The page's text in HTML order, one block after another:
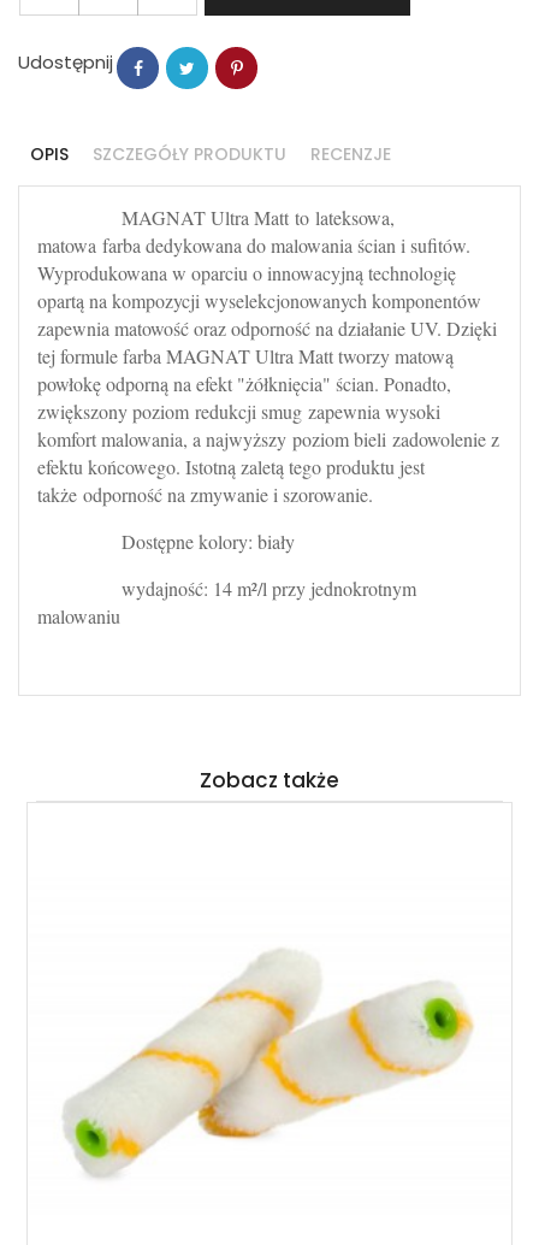
Udostępnij
OPIS SZCZEGÓŁY PRODUKTU RECENZJE
MAGNAT Ultra Matt to lateksowa,
matowa farba dedykowana do malowania ścian i sufitów.
Wyprodukowana w oparciu o innowacyjną technologię
opartą na kompozycji wyselekcjonowanych komponentów
zapewnia matowość oraz odporność na działanie UV. Dzięki
tej formule farba MAGNAT Ultra Matt tworzy matową
powłokę odporną na efekt "żółknięcia" ścian. Ponadto,
zwiększony poziom redukcji smug zapewnia wysoki
komfort malowania, a najwyższy poziom bieli zadowolenie z
efektu końcowego. Istotną zaletą tego produktu jest
także odporność na zmywanie i szorowanie.
Dostępne kolory: biały
wydajność: 14 m²/l przy jednokrotnym
malowaniu
Zobacz także